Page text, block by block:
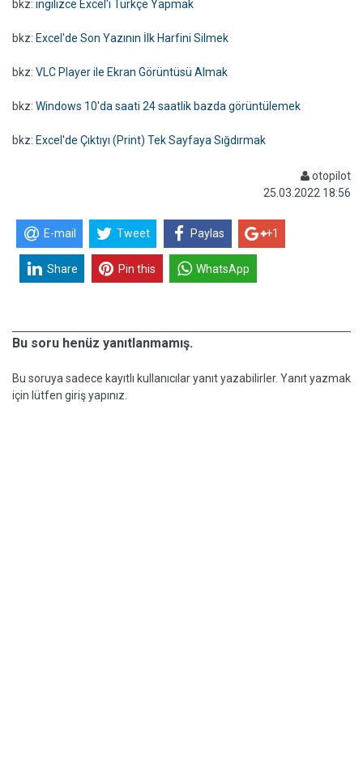
bkz: ingilizce Excel'i Türkçe Yapmak
bkz: Excel'de Son Yazının İlk Harfini Silmek
bkz: VLC Player ile Ekran Görüntüsü Almak
bkz: Windows 10'da saati 24 saatlik bazda görüntülemek
bkz: Excel'de Çıktıyı (Print) Tek Sayfaya Sığdırmak
otopilot
25.03.2022 18:56
E-mail Tweet Paylas +1
Share Pin this WhatsApp
Bu soru henüz yanıtlanmamış.
Bu soruya sadece kayıtlı kullanıcılar yanıt yazabilirler. Yanıt yazmak
için lütfen giriş yapınız.